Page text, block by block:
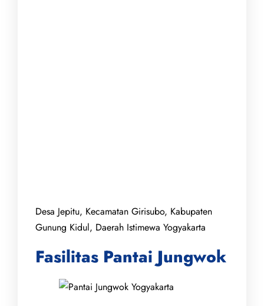
Desa Jepitu, Kecamatan Girisubo, Kabupaten
Gunung Kidul, Daerah Istimewa Yogyakarta
Fasilitas Pantai Jungwok